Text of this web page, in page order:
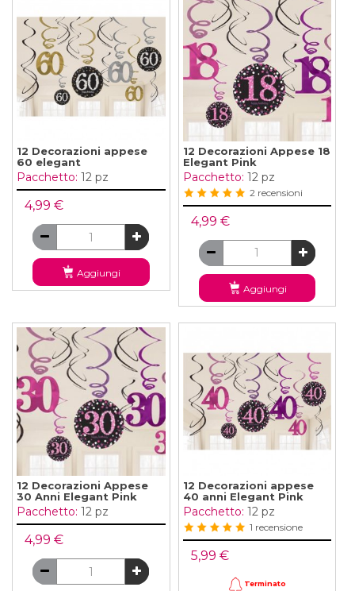
12 Decorazioni appese
60 elegant
Pacchetto: 12 pz
4,99 €
Aggiungi
12 Decorazioni Appese 18
Elegant Pink
Pacchetto: 12 pz
2 recensioni
4,99 €
Aggiungi
12 Decorazioni Appese
30 Anni Elegant Pink
Pacchetto: 12 pz
4,99 €
12 Decorazioni appese
40 anni Elegant Pink
Pacchetto: 12 pz
1 recensione
5,99 €
Terminato